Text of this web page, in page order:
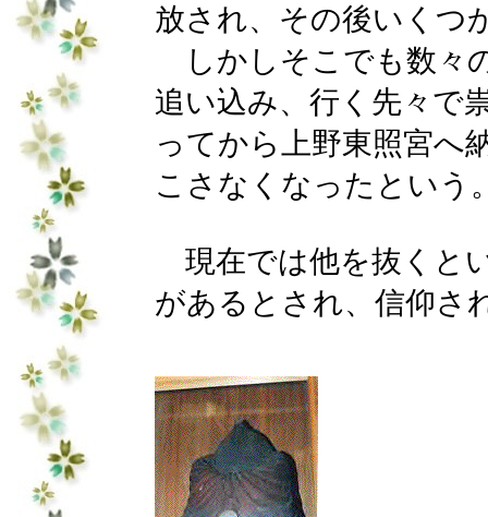
放され、その後いくつ
しかしそこでも数々
追い込み、行く先々で
ってから上野東照宮へ
こさなくなったという
現在では他を抜くと
があるとされ、信仰さ